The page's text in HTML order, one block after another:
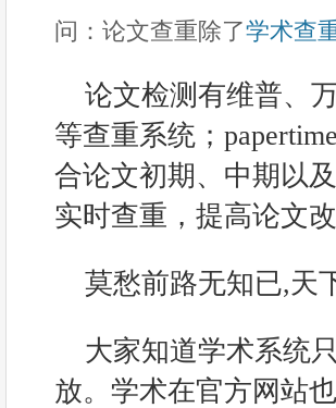
问：论文查重除了学术查
论文检测有维普、
等查重系统；
合论文初期、中期以
实时查重，提高论文
莫愁前路无知已,天
大家知道学术系统
放。学术在官方网站